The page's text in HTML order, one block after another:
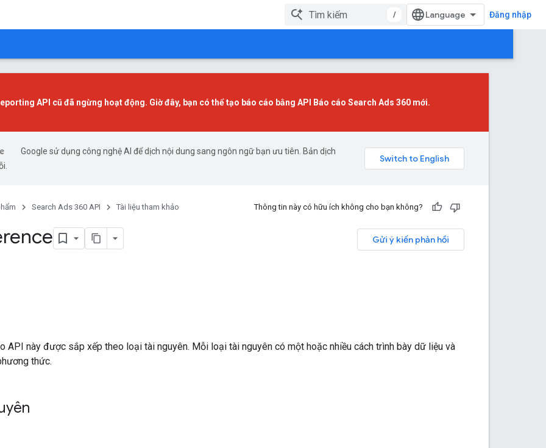
/ Đăng nhập
API cũ đã ngừng hoạt động. Giờ đây, bạn có thể tạo báo cáo bằng API Báo cáo Search Ads 360 mới.
Google sử dụng công nghệ AI để dịch nội dung sang ngôn ngữ bạn ưu tiên. Bản dịch
Search Ads 360 API Tài liệu tham khảo Thông tin này có hữu ích không cho bạn không?
Gửi ý kiến phản hồi
API này được sắp xếp theo loại tài nguyên. Mỗi loại tài nguyên có một hoặc nhiều cách trình bày dữ liệu và
thức.